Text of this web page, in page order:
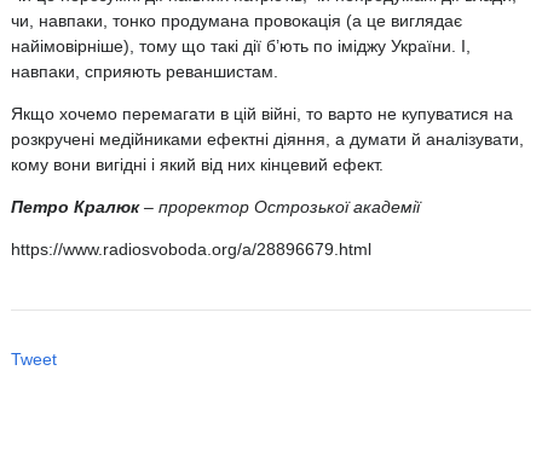
чи, навпаки, тонко продумана провокація (а це виглядає
найімовірніше), тому що такі дії б’ють по іміджу України. І,
навпаки, сприяють реваншистам.
Якщо хочемо перемагати в цій війні, то варто не купуватися на
розкручені медійниками ефектні діяння, а думати й аналізувати,
кому вони вигідні і який від них кінцевий ефект.
Петро Кралюк– проректор Острозької академії
https://www.radiosvoboda.org/a/28896679.html
Tweet